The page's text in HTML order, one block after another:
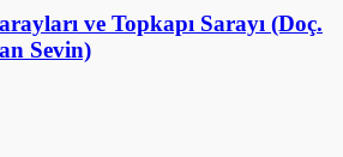
ve Topkapı Sarayı (Doç.
Sevin)